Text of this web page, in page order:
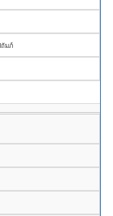
ถัมภ์